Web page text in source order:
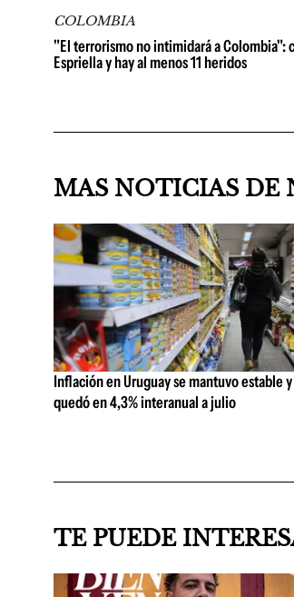
COLOMBIA
"El terrorismo no intimidará a Colombia":
Espriella y hay al menos 11 heridos
MAS NOTICIAS DE
Inflación en Uruguay se mantuvo estable y
quedó en 4,3% interanual a julio
TE PUEDE